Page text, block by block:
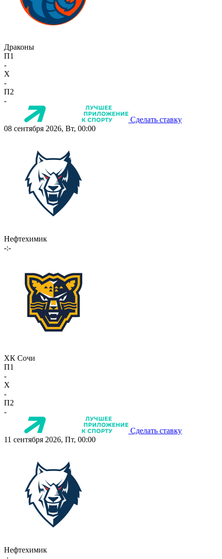
Драконы
П1
-
X
-
П2
-
Сделать ставку
08 сентября 2026, Вт, 00:00
Нефтехимик
-:-
ХК Сочи
П1
-
X
-
П2
-
Сделать ставку
11 сентября 2026, Пт, 00:00
Нефтехимик